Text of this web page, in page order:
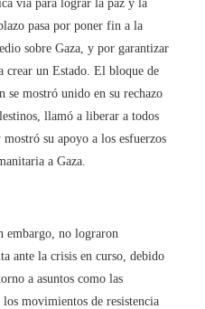
vía para lograr la paz y la
pasa por poner fin a la
sobre Gaza, y por garantizar
crear un Estado. El bloque de
se mostró unido en su rechazo
llamó a liberar a todos
su apoyo a los esfuerzos
a Gaza.
embargo, no lograron
ante la crisis en curso, debido
a asuntos como las
movimientos de resistencia